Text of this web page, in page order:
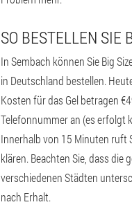
SO BESTELLEN SIE
In Sembach können Sie Big
in Deutschland bestellen.
Kosten für das Gel betragen
Telefonnummer an (es erfolgt
Innerhalb von 15 Minuten ruft
klären. Beachten Sie, dass die
verschiedenen Städten
nach Erhalt.